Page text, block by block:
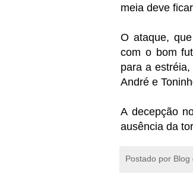
meia deve
O ataque,
com o bom
para a
André e
A decepção
ausência da
Postado por Blog